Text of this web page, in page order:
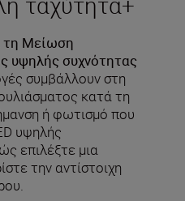
τη Μείωση
υψηλής συχνότητας
συμβάλλουν στη
κατά τη
ή φωτισμό που
υψηλής
επιλέξτε μια
την αντίστοιχη